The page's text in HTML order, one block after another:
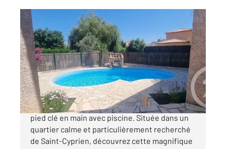
ST CYPRIEN 66
119,48 m2, 4 pièces
Ref : 6191
Maison à vendre
379 000 €
Coup de cœur à Saint-Cyprien Maison de plain-
pied clé en main avec piscine. Située dans un
quartier calme et particulièrement recherché
de Saint-Cyprien, découvrez cette magnifique